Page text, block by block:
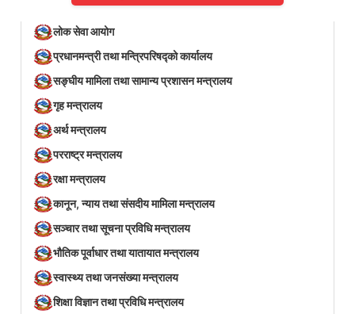
लोक सेवा आयोग
प्रधानमन्त्री तथा मन्त्रिपरिषद्को कार्यालय
सङ्घीय मामिला तथा सामान्य प्रशासन मन्त्रालय
गृह मन्त्रालय
अर्थ मन्त्रालय
परराष्ट्र मन्त्रालय
रक्षा मन्त्रालय
कानून, न्याय तथा संसदीय मामिला मन्त्रालय
सञ्‍चार तथा सूचना प्रविधि मन्त्रालय
भौतिक पूर्वाधार तथा यातायात मन्त्रालय
स्वास्थ्य तथा जनसंख्या मन्त्रालय
शिक्षा विज्ञान तथा प्रविधि मन्त्रालय